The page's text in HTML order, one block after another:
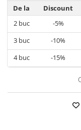
Mâini și Unghii
Creme mâini
Tratamente unghii
Cosmetice coreene
Beauty of Joseon
Palmier pitic
Probiotice
Proteine din zer
Quercetin
Resveratrol
De la
Discount
2buc -5%
3buc -10%
4buc -15%